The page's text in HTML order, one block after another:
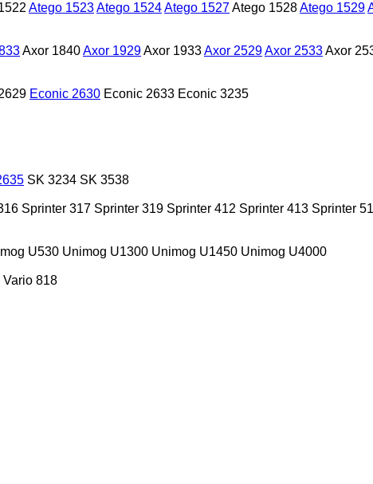
Atego 1523Atego 1524Atego 1527Atego 1528Atego 1529
Axor 1840Axor 1929Axor 1933Axor 2529Axor 2533Axor
Econic 2630 Econic 2633 Econic 3235
SK 3234 SK 3538
Sprinter 317 Sprinter 319 Sprinter 412 Sprinter 413 Sprinter
U530 Unimog U1300 Unimog U1450 Unimog U4000
Vario 818